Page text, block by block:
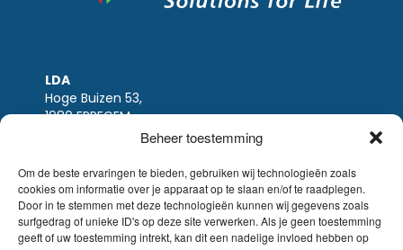
Beheer toestemming
Om de beste ervaringen te bieden, gebruiken wij technologieën zoals
cookies om informatie over je apparaat op te slaan en/of te raadplegen.
Door in te stemmen met deze technologieën kunnen wij gegevens zoals
surfgedrag of unieke ID's op deze site verwerken. Als je geen toestemming
geeft of uw toestemming intrekt, kan dit een nadelige invloed hebben op
LDA
Hoge Buizen 53,
1980 EPPEGEM
Tel +32 (0)2-266.13.13
BTW: BE0405.895.609
IBAN: KBC / BE51 7340 2410 9862
BIC: KBC / KREDBEBB